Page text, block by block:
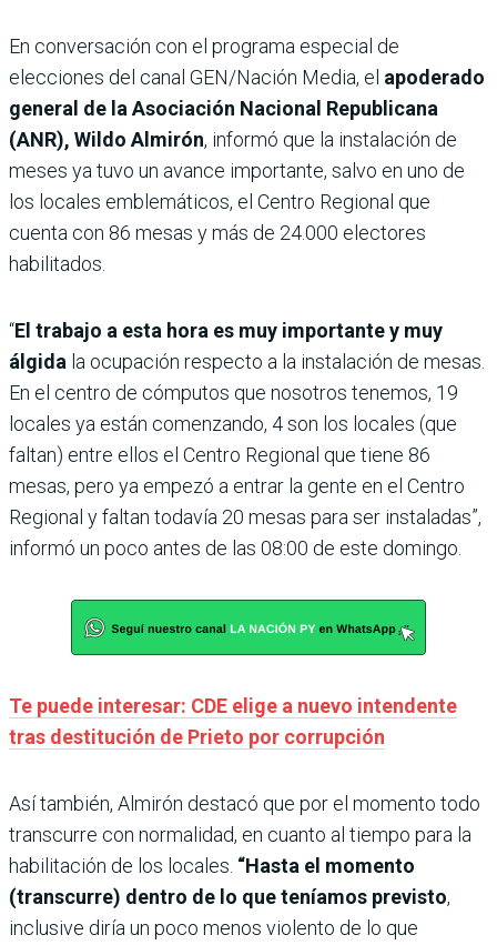
En conversación con el programa especial de
elecciones del canal GEN/Nación Media, el apoderado
general de la Asociación Nacional Republicana
(ANR), Wildo Almirón, informó que la instalación de
meses ya tuvo un avance importante, salvo en uno de
los locales emblemáticos, el Centro Regional que
cuenta con 86 mesas y más de 24.000 electores
habilitados.
“El trabajo a esta hora es muy importante y muy
álgida la ocupación respecto a la instalación de mesas.
En el centro de cómputos que nosotros tenemos, 19
locales ya están comenzando, 4 son los locales (que
faltan) entre ellos el Centro Regional que tiene 86
mesas, pero ya empezó a entrar la gente en el Centro
Regional y faltan todavía 20 mesas para ser instaladas”,
informó un poco antes de las 08:00 de este domingo.
Te puede interesar: CDE elige a nuevo intendente
tras destitución de Prieto por corrupción
Así también, Almirón destacó que por el momento todo
transcurre con normalidad, en cuanto al tiempo para la
habilitación de los locales. “Hasta el momento
(transcurre) dentro de lo que teníamos previsto,
inclusive diría un poco menos violento de lo que